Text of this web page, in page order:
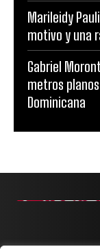
Marileidy
motivo y una
Gabriel
metros
Dominicana